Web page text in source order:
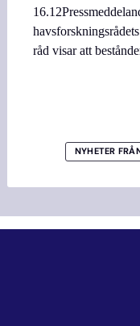
råd visar att
NYHETER